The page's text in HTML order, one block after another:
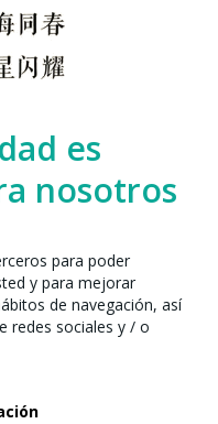
es
nosotros
para poder
y para mejorar
de navegación, así
redes sociales y / o
amb